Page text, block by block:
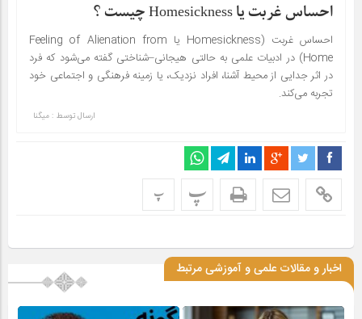
احساس غربت یا Homesickness چیست ؟
احساس غربت (Homesickness یا Feeling of Alienation from
Home) در ادبیات علمی به حالتی هیجانی–شناختی گفته می‌شود که فرد
در اثر جدایی از محیط آشنا، افراد نزدیک، یا زمینه فرهنگی و اجتماعی خود
تجربه می‌کند.
ارسال توسط : میگنا
پ پ
اخبار و مقالات علمی و آموزشی مرتبط